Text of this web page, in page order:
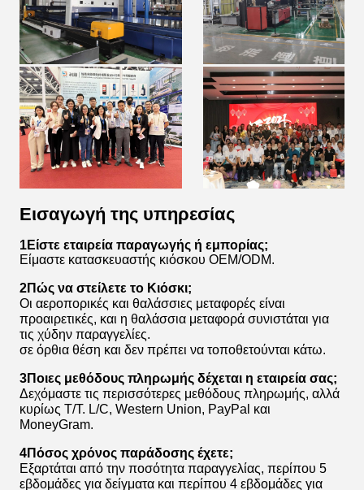
Εισαγωγή της υπηρεσίας
1Είστε εταιρεία παραγωγής ή εμπορίας;
Είμαστε κατασκευαστής κιόσκου OEM/ODM.
2Πώς να στείλετε το Κιόσκι;
Οι αεροπορικές και θαλάσσιες μεταφορές είναι
προαιρετικές, και η θαλάσσια μεταφορά συνιστάται για
τις χύδην παραγγελίες.
σε όρθια θέση και δεν πρέπει να τοποθετούνται κάτω.
3Ποιες μεθόδους πληρωμής δέχεται η εταιρεία σας;
Δεχόμαστε τις περισσότερες μεθόδους πληρωμής, αλλά
κυρίως T/T. L/C, Western Union, PayPal και
MoneyGram.
4Πόσος χρόνος παράδοσης έχετε;
Εξαρτάται από την ποσότητα παραγγελίας, περίπου 5
εβδομάδες για δείγματα και περίπου 4 εβδομάδες για